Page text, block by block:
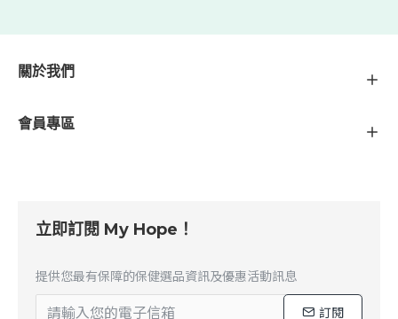
關於我們
會員專區
立即訂閱 My Hope！
提供您最有保障的保健選品資訊及優惠活動訊息
訂閱